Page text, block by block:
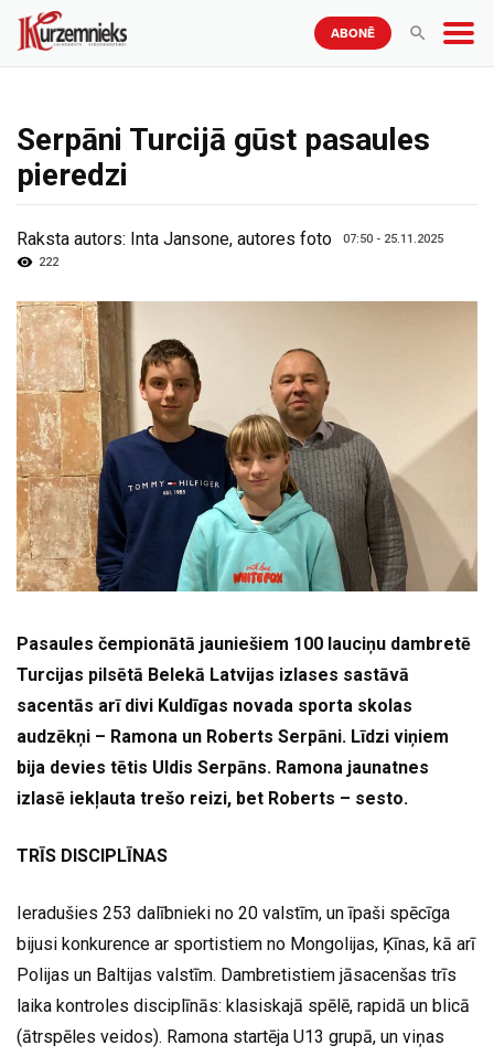
ABONĒ
Serpāni Turcijā gūst pasaules
pieredzi
Raksta autors: Inta Jansone, autores foto
07:50 - 25.11.2025
222
Pasaules čempionātā jauniešiem 100 lauciņu dambretē
Turcijas pilsētā Belekā Latvijas izlases sastāvā
sacentās arī divi Kuldīgas novada sporta skolas
audzēkņi – Ramona un Roberts Serpāni. Līdzi viņiem
bija devies tētis Uldis Serpāns. Ramona jaunatnes
izlasē iekļauta trešo reizi, bet Roberts – sesto.
TRĪS DISCIPLĪNAS
Ieradušies 253 dalībnieki no 20 valstīm, un īpaši spēcīga
bijusi konkurence ar sportistiem no Mongolijas, Ķīnas, kā arī
Polijas un Baltijas valstīm. Dambretistiem jāsacenšas trīs
laika kontroles disciplīnās: klasiskajā spēlē, rapidā un blicā
(ātrspēles veidos). Ramona startēja U13 grupā, un viņas